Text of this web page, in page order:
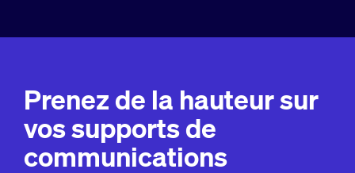
Prenez de la hauteur sur
vos supports de
communications